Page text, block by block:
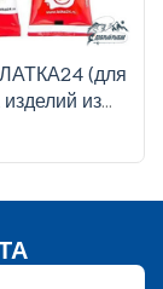
(для
из
цвет
(хаки)